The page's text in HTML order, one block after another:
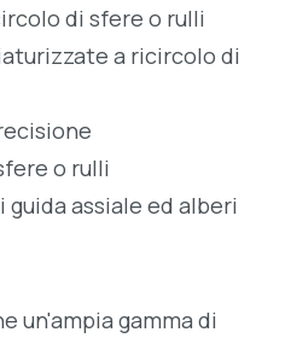
di sfere o rulli
a ricircolo di
o rulli
assiale ed alberi
un'ampia gamma di